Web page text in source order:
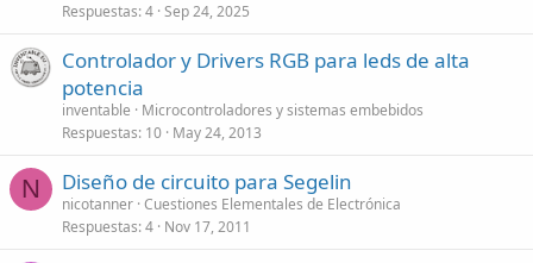
Respuestas 4 Sep 24, 2025
Controlador y Drivers RGB para leds de alta
potencia
inventable
Microcontroladores y sistemas embebidos
Respuestas 10 May 24, 2013
N Diseño de circuito para Segelin
nicotanner Cuestiones Elementales de Electrónica
Respuestas 4 Nov 17, 2011